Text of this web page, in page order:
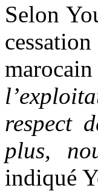
Selon
respect
plus,
indiqué